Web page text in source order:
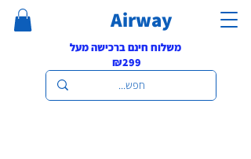
Airway
משלוח חינם ברכישה מעל
₪299